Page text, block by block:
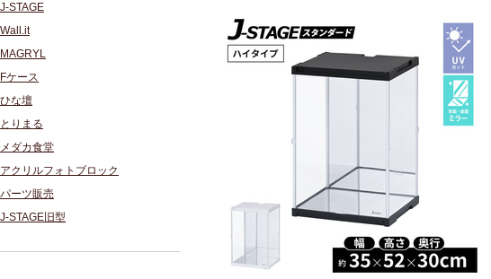
J-STAGE
Wall.it
MAGRYL
Fケース
ひな壇
とりまる
メダカ食堂
アクリルフォトブロック
パーツ販売
J-STAGE旧型